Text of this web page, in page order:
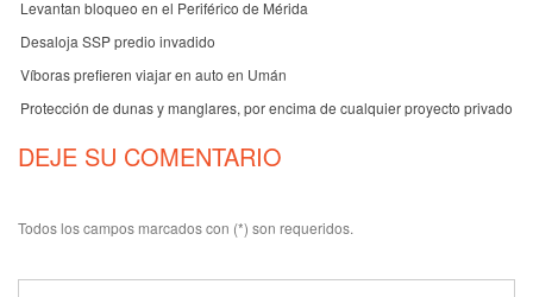
Levantan bloqueo en el Periférico de Mérida
Desaloja SSP predio invadido
Víboras prefieren viajar en auto en Umán
Protección de dunas y manglares, por encima de cualquier proyecto privado
DEJE SU COMENTARIO
Todos los campos marcados con (*) son requeridos.